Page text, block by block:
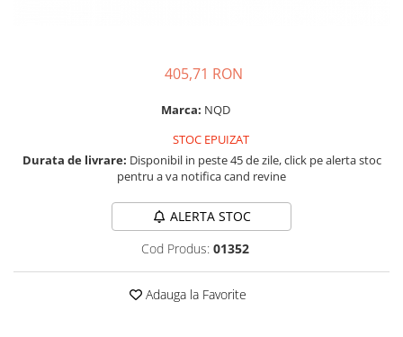
405,71 RON
Marca: NQD
STOC EPUIZAT
Durata de livrare: Disponibil in peste 45 de zile, click pe alerta stoc
pentru a va notifica cand revine
ALERTA STOC
Cod Produs: 01352
Adauga la Favorite